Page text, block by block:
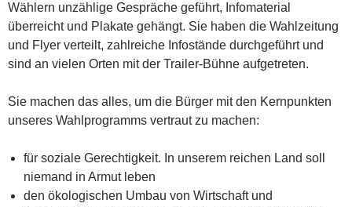
Wählern unzählige Gespräche geführt, Infomaterial
überreicht und Plakate gehängt. Sie haben die Wahlzeitung
und Flyer verteilt, zahlreiche Infostände durchgeführt und
sind an vielen Orten mit der Trailer-Bühne aufgetreten.
Sie machen das alles, um die Bürger mit den Kernpunkten
unseres Wahlprogramms vertraut zu machen:
für soziale Gerechtigkeit. In unserem reichen Land soll
niemand in Armut leben
den ökologischen Umbau von Wirtschaft und